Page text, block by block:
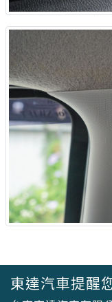
東達汽車提醒